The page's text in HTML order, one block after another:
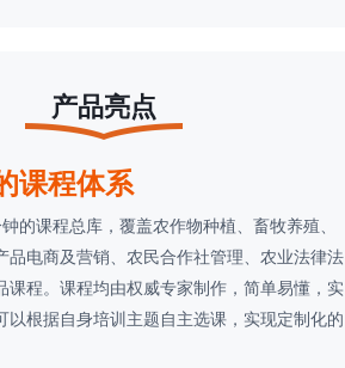
产品亮点
课程体系
的课程总库，覆盖农作物种植、畜牧养殖、
品电商及营销、农民合作社管理、农业法律法
程。课程均由权威专家制作，简单易懂，实
以根据自身培训主题自主选课，实现定制化的